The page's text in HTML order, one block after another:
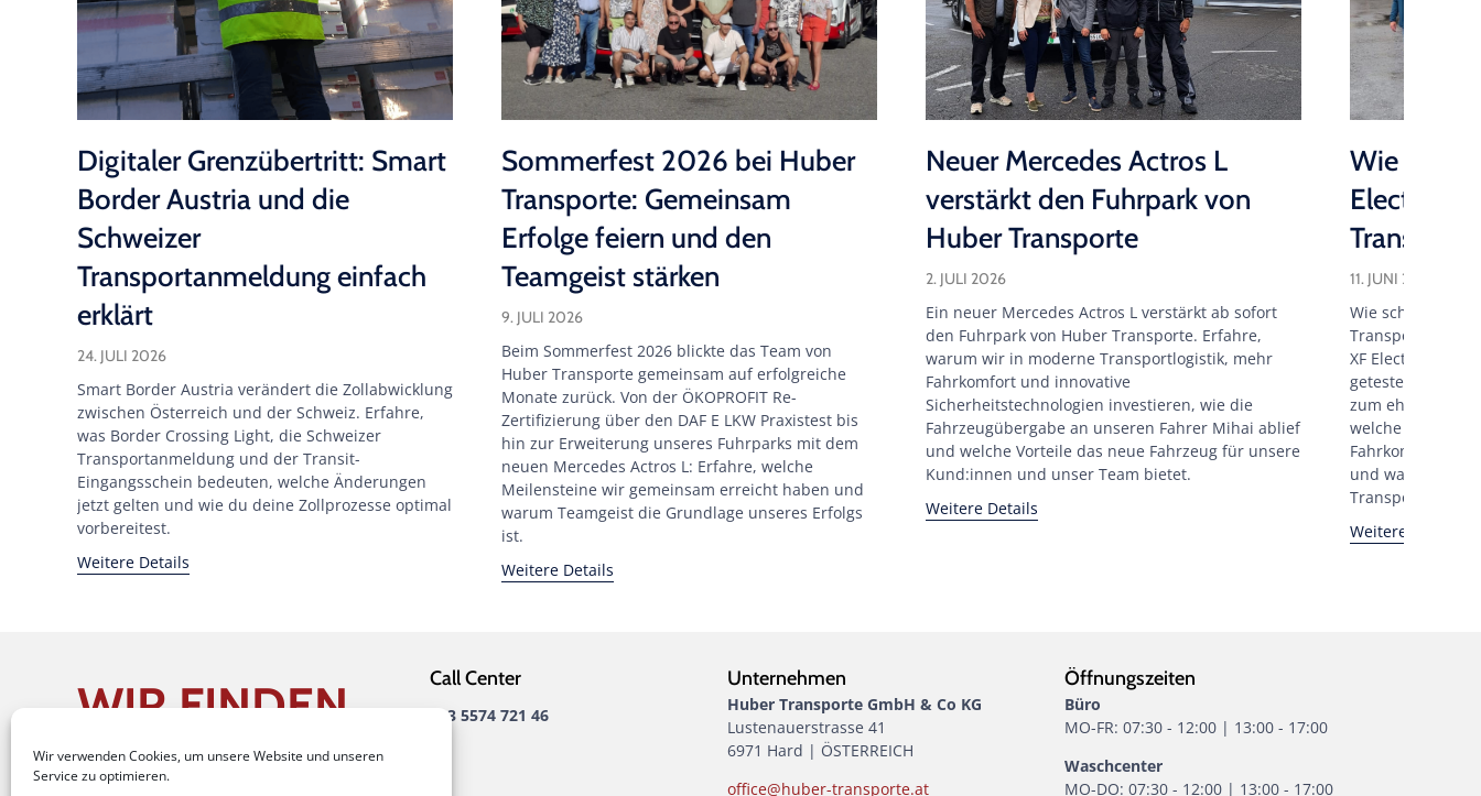
Wir verwenden Cookies, um unsere Website und unseren
Service zu optimieren.
Digitaler Grenzübertritt: Smart
Border Austria und die
Schweizer
Transportanmeldung einfach
erklärt
24. JULI 2026
Smart Border Austria verändert die Zollabwicklung
zwischen Österreich und der Schweiz. Erfahre,
was Border Crossing Light, die Schweizer
Transportanmeldung und der Transit-
Eingangsschein bedeuten, welche Änderungen
jetzt gelten und wie du deine Zollprozesse optimal
vorbereitest.
Weitere Details
Sommerfest 2026 bei Huber
Transporte: Gemeinsam
Erfolge feiern und den
Teamgeist stärken
9. JULI 2026
Beim Sommerfest 2026 blickte das Team von
Huber Transporte gemeinsam auf erfolgreiche
Monate zurück. Von der ÖKOPROFIT Re-
Zertifizierung über den DAF E LKW Praxistest bis
hin zur Erweiterung unseres Fuhrparks mit dem
neuen Mercedes Actros L: Erfahre, welche
Meilensteine wir gemeinsam erreicht haben und
warum Teamgeist die Grundlage unseres Erfolgs
ist.
Weitere Details
Neuer Mercedes Actros L
verstärkt den Fuhrpark von
Huber Transporte
2. JULI 2026
Ein neuer Mercedes Actros L verstärkt ab sofort
den Fuhrpark von Huber Transporte. Erfahre,
warum wir in moderne Transportlogistik, mehr
Fahrkomfort und innovative
Sicherheitstechnologien investieren, wie die
Fahrzeugübergabe an unseren Fahrer Mihai ablief
und welche Vorteile das neue Fahrzeug für unsere
Kund:innen und unser Team bietet.
Weitere Details
Wie
Electric
11. JUNI 2026
Wie schlägt sich
Transportalltag?
XF Electric zehn
getestet. Vom
zum ehrlichen
welche
Fahrkomfort
und warum
Weitere Details
WIR FINDEN
EINEN WEG.
Call Center
+43 5574 721 46
Unternehmen
Huber Transporte GmbH & Co KG
Lustenauerstrasse 41
6971 Hard | ÖSTERREICH
office@huber-transporte.at
Öffnungszeiten
Büro
MO-FR: 07:30 - 12:00 | 13:00 - 17:00
Waschcenter
MO-DO: 07:30 - 12:00 | 13:00 - 17:00